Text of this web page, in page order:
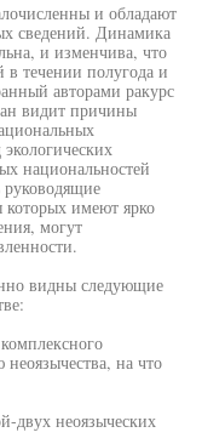
и обладают
сведений. Динамика
и изменчива, что
в течении полугода и
авторами ракурс
видит причины
национальностей
руководящие
имеют ярко
могут
видны следующие
на что
двух неоязыческих